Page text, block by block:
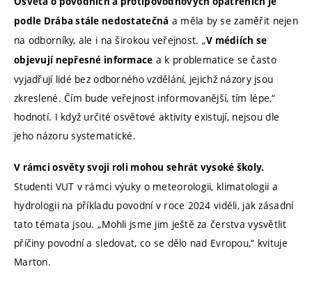
podle Drába stále nedostatečná a měla by se zaměřit nejen
na odborníky, ale i na širokou veřejnost. „V médiích se
objevují nepřesné informace a k problematice se často
vyjadřují lidé bez odborného vzdělání, jejichž názory jsou
zkreslené. Čím bude veřejnost informovanější, tím lépe,“
hodnotí. I když určité osvětové aktivity existují, nejsou dle
jeho názoru systematické.
V rámci osvěty svoji roli mohou sehrát vysoké školy.
Studenti VUT v rámci výuky o meteorologii, klimatologii a
hydrologii na příkladu povodní v roce 2024 viděli, jak zásadní
tato témata jsou. „Mohli jsme jim ještě za čerstva vysvětlit
příčiny povodní a sledovat, co se dělo nad Evropou,“ kvituje
Marton.